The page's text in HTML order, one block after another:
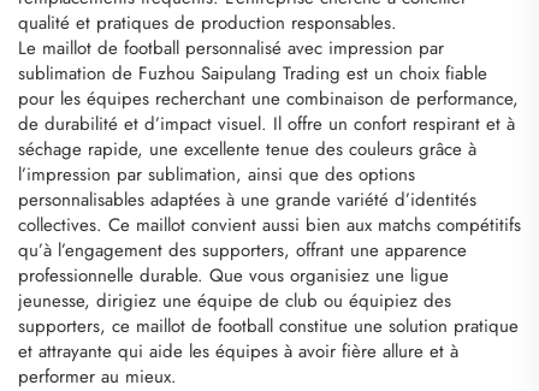
qualité et pratiques de production responsables.
Le maillot de football personnalisé avec impression par
sublimation de Fuzhou Saipulang Trading est un choix fiable
pour les équipes recherchant une combinaison de performance,
de durabilité et d’impact visuel. Il offre un confort respirant et à
séchage rapide, une excellente tenue des couleurs grâce à
l’impression par sublimation, ainsi que des options
personnalisables adaptées à une grande variété d’identités
collectives. Ce maillot convient aussi bien aux matchs compétitifs
qu’à l’engagement des supporters, offrant une apparence
professionnelle durable. Que vous organisiez une ligue
jeunesse, dirigiez une équipe de club ou équipiez des
supporters, ce maillot de football constitue une solution pratique
et attrayante qui aide les équipes à avoir fière allure et à
performer au mieux.